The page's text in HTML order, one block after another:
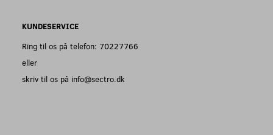
KUNDESERVICE
Ring til os på telefon: 70227766
eller
skriv til os på info@sectro.dk